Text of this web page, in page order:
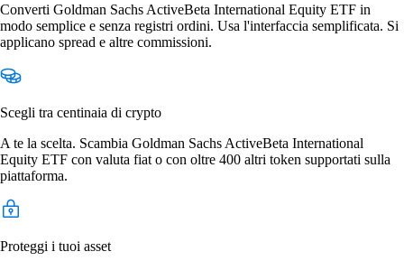
Converti Goldman Sachs ActiveBeta International Equity ETF in
modo semplice e senza registri ordini. Usa l'interfaccia semplificata. Si
applicano spread e altre commissioni.
Scegli tra centinaia di crypto
A te la scelta. Scambia Goldman Sachs ActiveBeta International
Equity ETF con valuta fiat o con oltre 400 altri token supportati sulla
piattaforma.
Proteggi i tuoi asset